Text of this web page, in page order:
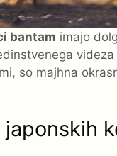
bantam imajo
so majhna